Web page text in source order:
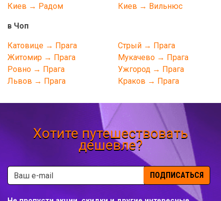
Киев → Радом
Киев → Вильнюс
в Чоп
Катовице → Прага
Житомир → Прага
Ровно → Прага
Львов → Прага
Стрый → Прага
Мукачево → Прага
Ужгород → Прага
Краков → Прага
Хотите путешествовать
дешевле?
ПОДПИСАТЬСЯ